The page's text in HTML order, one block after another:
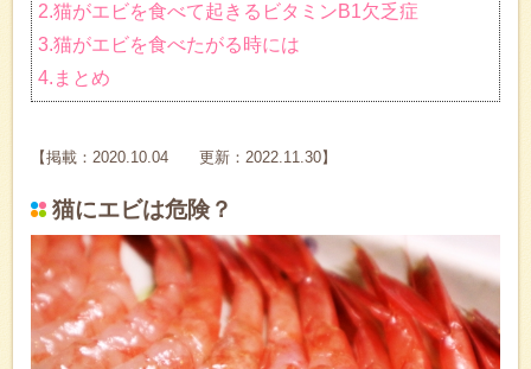
2.猫がエビを食べて起きるビタミンB1欠乏症
3.猫がエビを食べたがる時には
4.まとめ
【掲載：2020.10.04 更新：2022.11.30】
猫にエビは危険？